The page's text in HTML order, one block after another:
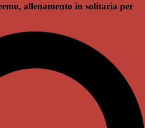
allenamento in solitaria per